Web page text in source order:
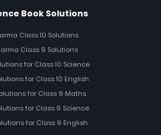
Book Solutions
Class 10 Solutions
Class 9 Solutions
for Class 10 Science
for Class 10 English
for Class 9 Maths
for Class 9 Science
for Class 9 English